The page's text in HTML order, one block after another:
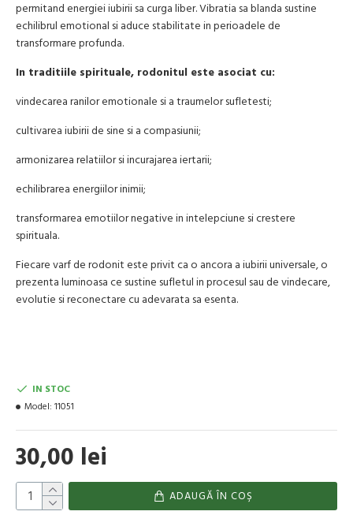
permitand energiei iubirii sa curga liber. Vibratia sa blanda sustine
echilibrul emotional si aduce stabilitate in perioadele de
transformare profunda.
In traditiile spirituale, rodonitul este asociat cu:
vindecarea ranilor emotionale si a traumelor sufletesti;
cultivarea iubirii de sine si a compasiunii;
armonizarea relatiilor si incurajarea iertarii;
echilibrarea energiilor inimii;
transformarea emotiilor negative in intelepciune si crestere
spirituala.
Fiecare varf de rodonit este privit ca o ancora a iubirii universale, o
prezenta luminoasa ce sustine sufletul in procesul sau de vindecare,
evolutie si reconectare cu adevarata sa esenta.
30,00 lei
IN STOC
Model: 11051
ADAUGĂ ÎN COŞ